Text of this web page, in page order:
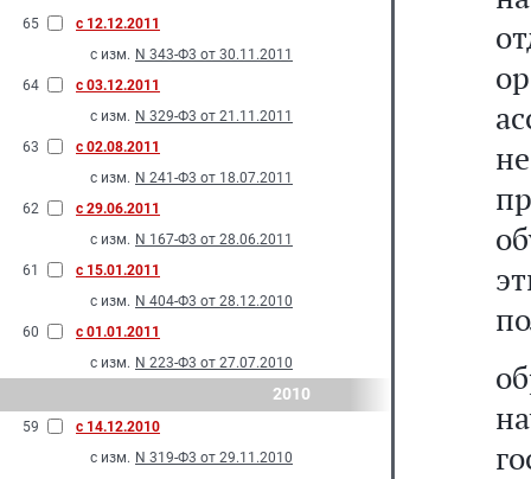
65
с 12.12.2011
с изм. N 343-Ф3 от 30.11.2011
64
с 03.12.2011
с изм. N 329-Ф3 от 21.11.2011
63
с 02.08.2011
с изм. N 241-Ф3 от 18.07.2011
62
с 29.06.2011
с изм. N 167-Ф3 от 28.06.2011
61
с 15.01.2011
с изм. N 404-Ф3 от 28.12.2010
60
с 01.01.2011
с изм. N 223-Ф3 от 27.07.2010
2010
59
с 14.12.2010
с изм. N 319-Ф3 от 29.11.2010